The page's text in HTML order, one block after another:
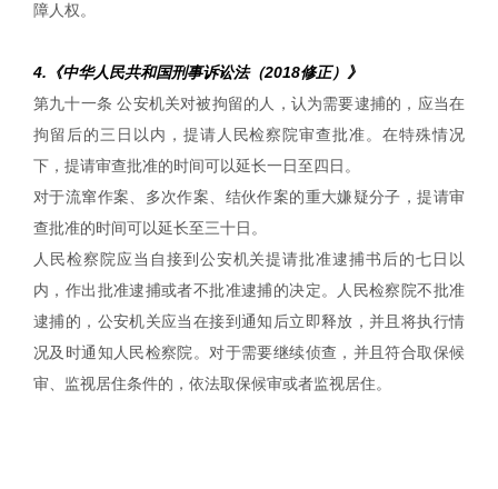
障人权。
4.《中华人民共和国刑事诉讼法（2018修正）》
第九十一条 公安机关对被拘留的人，认为需要逮捕的，应当在
拘留后的三日以内，提请人民检察院审查批准。在特殊情况
下，提请审查批准的时间可以延长一日至四日。
对于流窜作案、多次作案、结伙作案的重大嫌疑分子，提请审
查批准的时间可以延长至三十日。
人民检察院应当自接到公安机关提请批准逮捕书后的七日以
内，作出批准逮捕或者不批准逮捕的决定。人民检察院不批准
逮捕的，公安机关应当在接到通知后立即释放，并且将执行情
况及时通知人民检察院。对于需要继续侦查，并且符合取保候
审、监视居住条件的，依法取保候审或者监视居住。